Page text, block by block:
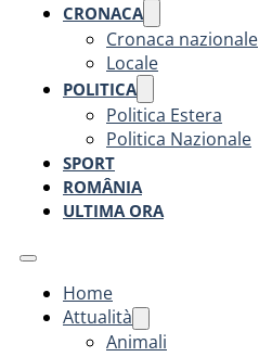
CRONACA
Cronaca nazionale
Locale
POLITICA
Politica Estera
Politica Nazionale
SPORT
ROMÂNIA
ULTIMA ORA
Home
Attualità
Animali